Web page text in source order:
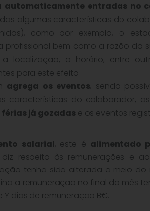
automaticamente entradas no
algumas características do
como por exemplo, o
profissional bem como a razão da
a localização, o horário, entre
para este efeito
agrega os eventos, sendo
características do colaborador,
férias já gozadas e os eventos
salarial, este é alimentado
respeito às remunerações e
tenha sido alterada a meio do
a remuneração no final do mês
dias de remuneração B€.